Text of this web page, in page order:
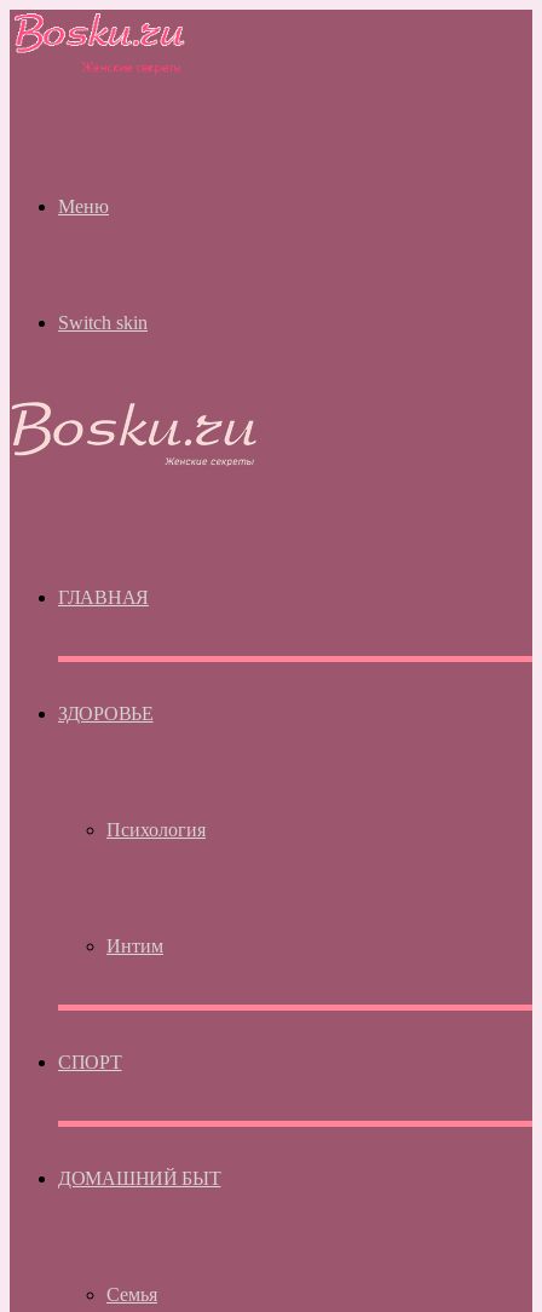
Меню
Switch skin
ГЛАВНАЯ
ЗДОРОВЬЕ
Психология
Интим
СПОРТ
ДОМАШНИЙ БЫТ
Семья